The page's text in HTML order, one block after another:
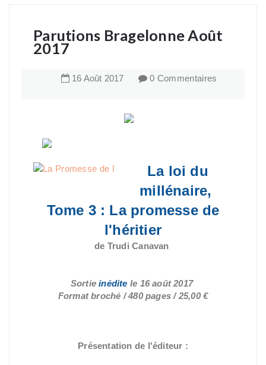
Parutions Bragelonne Août
2017
16 Août 2017 0 Commentaires
La loi du
millénaire,
Tome 3 : La promesse de
l'héritier
de Trudi Canavan
Sortieinédite le 16 août 2017
Format broché / 480 pages / 25,00 €
Présentation de l'éditeur :